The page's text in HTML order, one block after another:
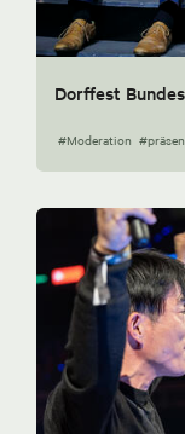
Dorffest
#Moderation